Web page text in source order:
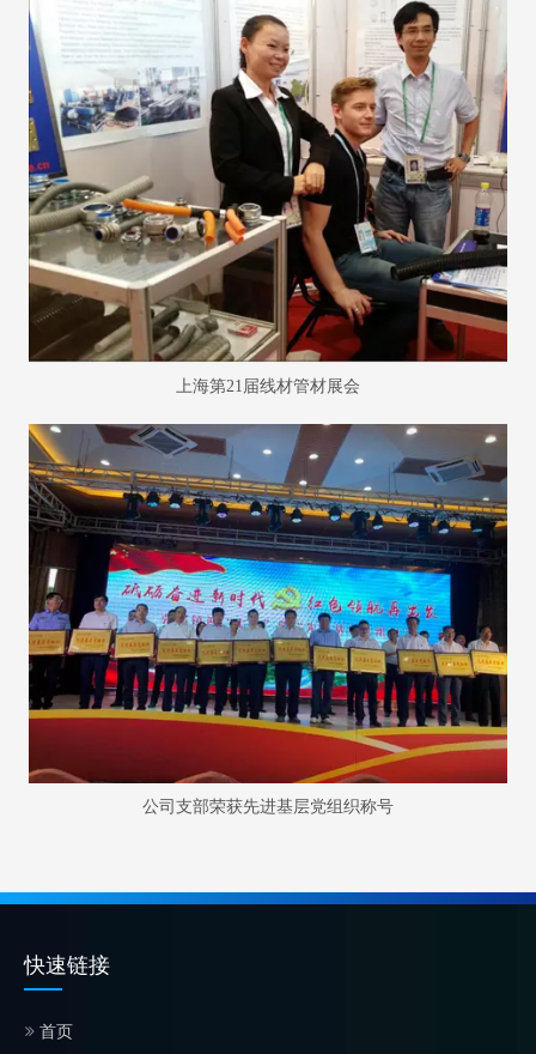
上海第21届线材管材展会
公司支部荣获先进基层党组织称号
快速链接
首页